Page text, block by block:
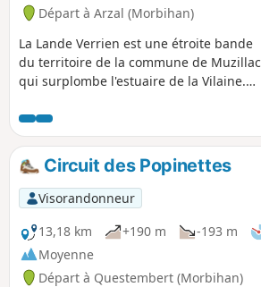
Départ à Arzal (Morbihan)
La Lande Verrien est une étroite bande
du territoire de la commune de Muzillac
qui surplombe l'estuaire de la Vilaine.
éoliennes y battent l'air venu tout droit
de l'océan. Le circuit proposé utilise les
divers chemins et petites routes qui
sillonnent d'abord des landes arborées,
puis une belle campagne bocagère,
ainsi qu'une partie du sentier côtier
entre Billiers et Arzal.
Circuit des Popinettes
Visorandonneur
13,18 km
+190 m -193 m
Moyenne
Départ à Questembert (Morbihan)